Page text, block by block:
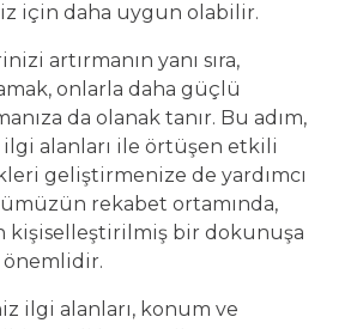
için daha uygun olabilir.
artırmanın yanı sıra,
onlarla daha güçlü
da olanak tanır. Bu adım,
alanları ile örtüşen etkili
geliştirmenize de yardımcı
rekabet ortamında,
kişiselleştirilmiş bir dokunuşa
önemlidir.
ilgi alanları, konum ve